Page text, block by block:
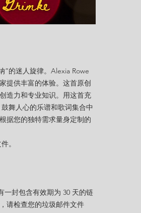
”的迷人旋律。Alexia Rowe
提供丰富的体验。这首原创
造力和专业知识。用这首充
舞人心的乐谱和歌词集合中
据您的独特需求量身定制的
。
一封包含有效期为 30 天的链
请检查您的垃圾邮件文件